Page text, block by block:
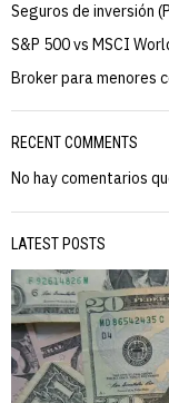
Seguros de inversión
S&P 500 vs MSCI
Broker para menores
RECENT COMMENTS
No hay comentarios
LATEST POSTS